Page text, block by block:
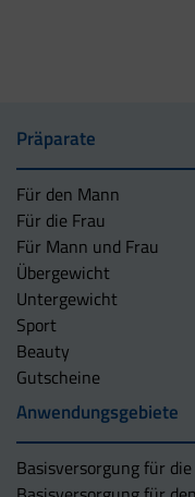
Präparate
Für den Mann
Für die Frau
Für Mann und Frau
Übergewicht
Untergewicht
Sport
Beauty
Gutscheine
Anwendungsgebiete
Basisversorgung für